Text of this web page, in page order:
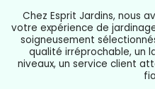
Chez Esprit Jardins, nous
votre expérience de
soigneusement
qualité irréprochable, un
niveaux, un service client